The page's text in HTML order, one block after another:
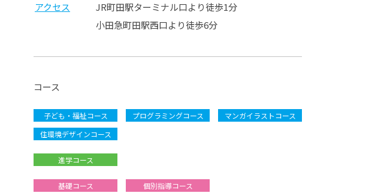
アクセス
JR町田駅ターミナル口より徒歩1分
小田急町田駅西口より徒歩6分
コース
子ども・福祉コース プログラミングコース
マンガイラストコース
住環境デザインコース
進学コース
基礎コース 個別指導コース